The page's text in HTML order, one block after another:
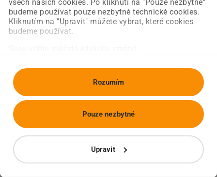
všech našich cookies. Po kliknutí na "Pouze nezbytné"
budeme používat pouze nezbytné technické cookies.
Kliknutím na "Upravit" můžete vybrat, které cookies
budeme používat.
Rozumím
Upravit
Pouze nezbytné
Obnovit stránku Úvodní strana